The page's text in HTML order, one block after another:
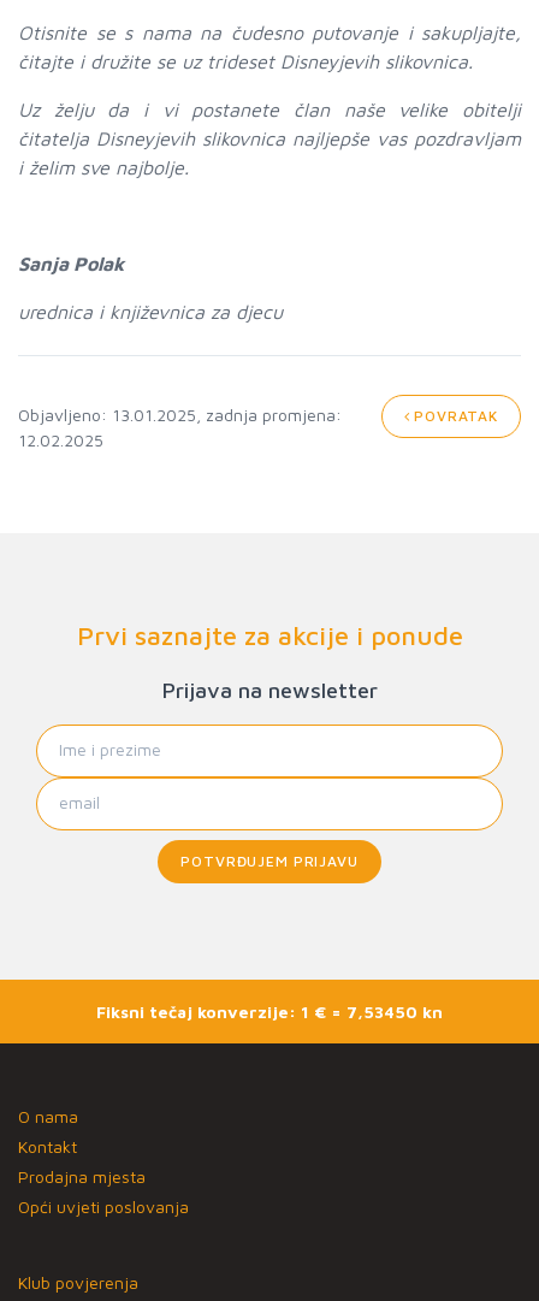
Otisnite se s nama na čudesno putovanje i sakupljajte,
čitajte i družite se uz trideset Disneyjevih slikovnica.
Uz želju da i vi postanete član naše velike obitelji
čitatelja Disneyjevih slikovnica najljepše vas pozdravljam
i želim sve najbolje.
Sanja Polak
urednica i književnica za djecu
Objavljeno: 13.01.2025, zadnja promjena:
12.02.2025
POVRATAK
Prvi saznajte za akcije i ponude
Prijava na newsletter
POTVRĐUJEM PRIJAVU
Fiksni tečaj konverzije: 1 € = 7,53450 kn
O nama
Kontakt
Prodajna mjesta
Opći uvjeti poslovanja
Klub povjerenja